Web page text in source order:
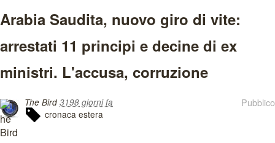
Arabia Saudita, nuovo giro di vite:
arrestati 11 principi e decine di ex
ministri. L'accusa, corruzione
Pubblico
The Bird 3198 giorni fa
cronaca estera